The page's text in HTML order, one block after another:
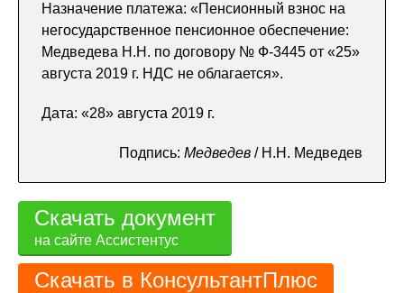
Назначение платежа: «Пенсионный взнос на
негосударственное пенсионное обеспечение:
Медведева Н.Н. по договору № Ф-3445 от «25»
августа 2019 г. НДС не облагается».
Дата: «28» августа 2019 г.
Подпись: Медведев / Н.Н. Медведев
Скачать документ
на сайте Ассистентус
Скачать в КонсультантПлюс